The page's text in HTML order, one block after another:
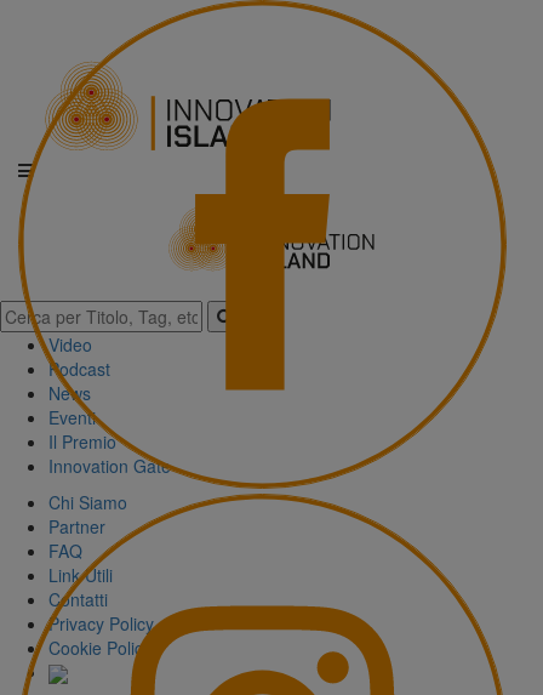
Video
Podcast
News
Eventi
Il Premio
Innovation Gate
Chi Siamo
Partner
FAQ
Link Utili
Contatti
Privacy Policy
Cookie Policy